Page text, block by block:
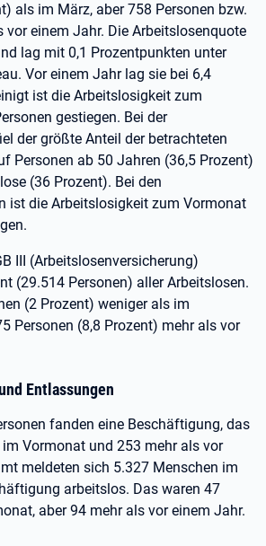
als im März, aber 758 Personen bzw.
vor einem Jahr. Die Arbeitslosenquote
lag mit 0,1 Prozentpunkten unter
Vor einem Jahr lag sie bei 6,4
ist die Arbeitslosigkeit zum
gestiegen. Bei der
der größte Anteil der betrachteten
Personen ab 50 Jahren (36,5 Prozent)
(36 Prozent). Bei den
ist die Arbeitslosigkeit zum Vormonat
III (Arbeitslosenversicherung)
(29.514 Personen) aller Arbeitslosen.
(2 Prozent) weniger als im
Personen (8,8 Prozent) mehr als vor
Entlassungen
fanden eine Beschäftigung, das
Vormonat und 253 mehr als vor
meldeten sich 5.327 Menschen im
arbeitslos. Das waren 47
aber 94 mehr als vor einem Jahr.